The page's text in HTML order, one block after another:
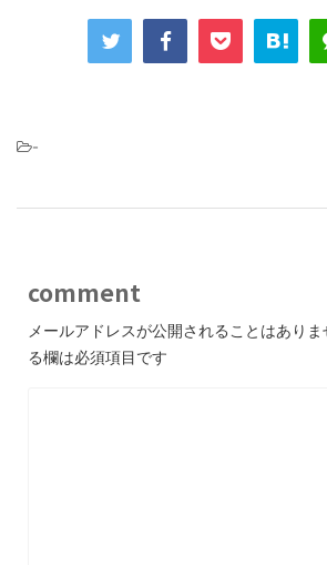
-
comment
メールアドレスが公開されることはありま
る欄は必須項目です